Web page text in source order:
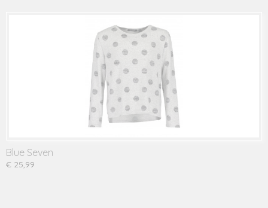
Blue Seven
€ 25,99